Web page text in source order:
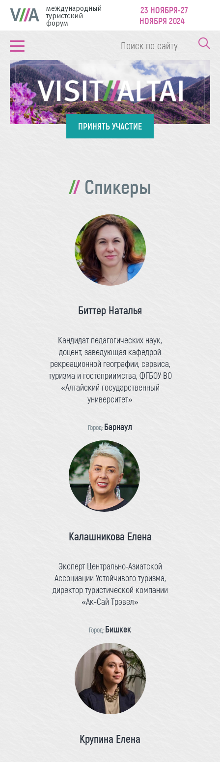
международный
туристский
форум
23 НОЯБРЯ-27
НОЯБРЯ 2024
ПРИНЯТЬ УЧАСТИЕ
Спикеры
Биттер Наталья
Кандидат педагогических наук,
доцент, заведующая кафедрой
рекреационной географии, сервиса,
туризма и гостеприимства, ФГБОУ ВО
«Алтайский государственный
университет»
Город: Барнаул
Калашникова Елена
Эксперт Центрально-Азиатской
Ассоциации Устойчивого туризма,
директор туристической компании
«Ак-Сай Трэвел»
Город: Бишкек
Крупина Елена